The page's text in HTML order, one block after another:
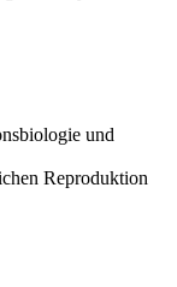
und
Reproduktion